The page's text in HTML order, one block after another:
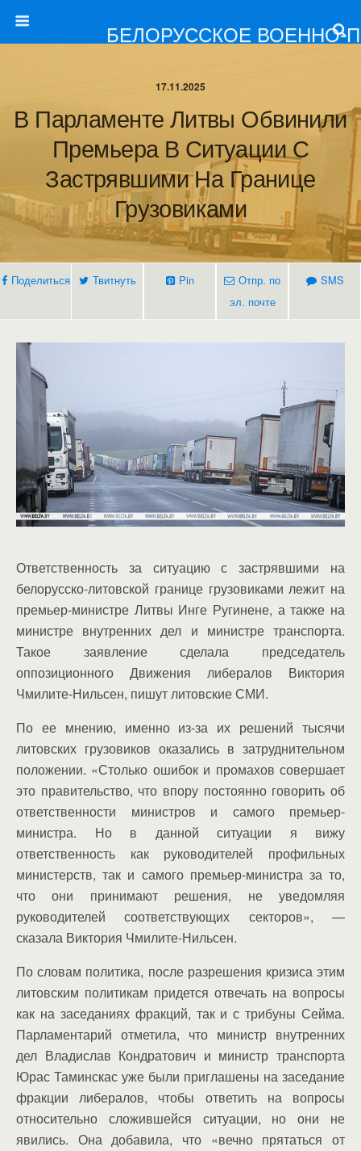
БЕЛОРУССКОЕ ВОЕННО-
17.11.2025
В Парламенте Литвы Обвинили
Премьера В Ситуации С
Застрявшими На Границе
Грузовиками
Поделиться Твитнуть Pin
Отпр. по
эл. почте
SMS
Ответственность за ситуацию с застрявшими на
белорусско-литовской границе грузовиками лежит на
премьер-министре Литвы Инге Ругинене, а также на
министре внутренних дел и министре транспорта.
Такое заявление сделала председатель
оппозиционного Движения либералов Виктория
Чмилите-Нильсен, пишут литовские СМИ.
По ее мнению, именно из-за их решений тысячи
литовских грузовиков оказались в затруднительном
положении. «Столько ошибок и промахов совершает
это правительство, что впору постоянно говорить об
ответственности министров и самого премьер-
министра. Но в данной ситуации я вижу
ответственность как руководителей профильных
министерств, так и самого премьер-министра за то,
что они принимают решения, не уведомляя
руководителей соответствующих секторов», —
сказала Виктория Чмилите-Нильсен.
По словам политика, после разрешения кризиса этим
литовским политикам придется отвечать на вопросы
как на заседаниях фракций, так и с трибуны Сейма.
Парламентарий отметила, что министр внутренних
дел Владислав Кондратович и министр транспорта
Юрас Таминскас уже были приглашены на заседание
фракции либералов, чтобы ответить на вопросы
относительно сложившейся ситуации, но они не
явились. Она добавила, что «вечно прятаться от